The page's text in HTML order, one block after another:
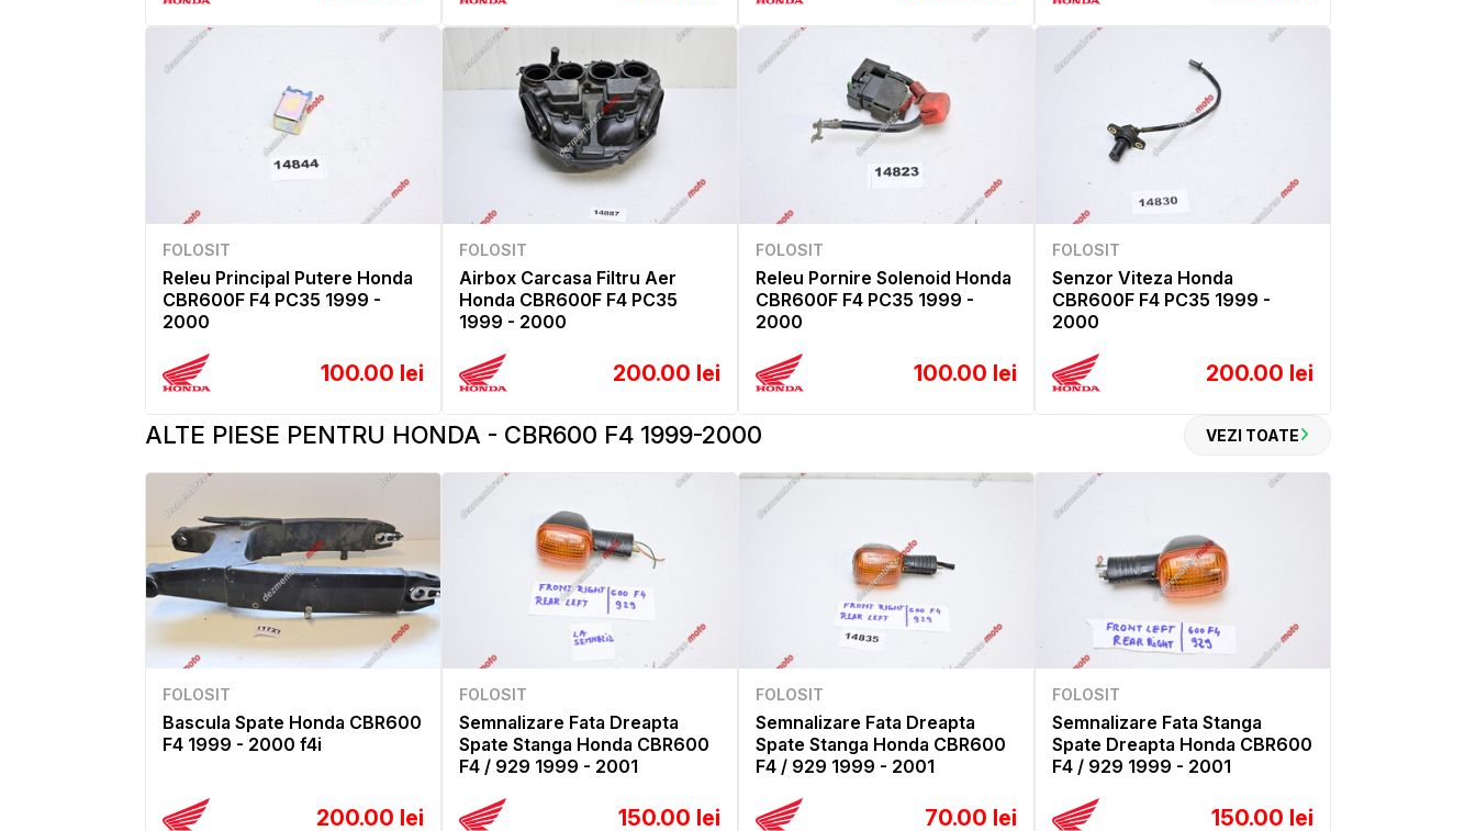
FOLOSIT
Releu Principal Putere Honda
CBR600F F4 PC35 1999 -
2000
100.00 lei
FOLOSIT
Airbox Carcasa Filtru Aer
Honda CBR600F F4 PC35
1999 - 2000
200.00 lei
FOLOSIT
Releu Pornire Solenoid Honda
CBR600F F4 PC35 1999 -
2000
100.00 lei
FOLOSIT
Senzor Viteza Honda
CBR600F F4 PC35 1999 -
2000
200.00 lei
ALTE PIESE PENTRU HONDA - CBR600 F4 1999-2000 VEZI TOATE
FOLOSIT
Bascula Spate Honda CBR600
F4 1999 - 2000 f4i
200.00 lei
FOLOSIT
Semnalizare Fata Dreapta
Spate Stanga Honda CBR600
F4 / 929 1999 - 2001
150.00 lei
FOLOSIT
Semnalizare Fata Dreapta
Spate Stanga Honda CBR600
F4 / 929 1999 - 2001
70.00 lei
FOLOSIT
Semnalizare Fata Stanga
Spate Dreapta Honda CBR600
F4 / 929 1999 - 2001
150.00 lei